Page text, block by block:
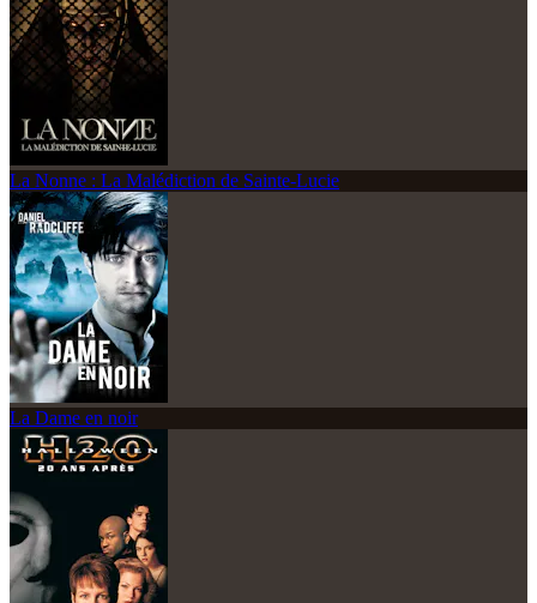
La Nonne : La Malédiction de Sainte-Lucie
La Dame en noir